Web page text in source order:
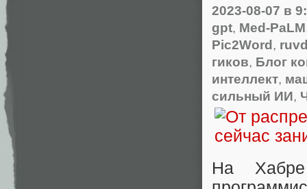
2023-08-07 в
gpt, Med-PaLM
Pic2Word,
гиков, Блог
интеллект,
сильный ИИ,
На Хабре